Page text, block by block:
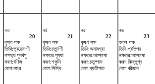
২৩
20
কৃষ্ণ পক্ষ
তিথি:ত্রয়োদশী
নক্ষত্র:পুনর্বসু
করণ:বণিজ
যোগ:বজ্র
২৪
21
কৃষ্ণ পক্ষ
তিথি:চতুর্দশী
নক্ষত্র:পুষ্যা
করণ:শকুনি
যোগ:সিদ্ধি
২৫
22
কৃষ্ণ পক্ষ
তিথি:অমাবশ্যা
নক্ষত্র:অশ্লেষা
করণ:চতুষ্পাদ
যোগ:ব্যতীপাত
২৬
23
শুক্ল পক্ষ
তিথি:প্রতিপদ
নক্ষত্র:অশ্লেষা
করণ:কিন্তুগ্ন
যোগ:বরীয়ান